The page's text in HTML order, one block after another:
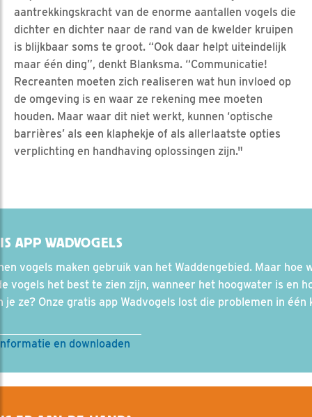
aantrekkingskracht van de enorme aantallen vogels die
dichter en dichter naar de rand van de kwelder kruipen
is blijkbaar soms te groot. “Ook daar helpt uiteindelijk
maar één ding”, denkt Blanksma. “Communicatie!
Recreanten moeten zich realiseren wat hun invloed op
de omgeving is en waar ze rekening mee moeten
houden. Maar waar dit niet werkt, kunnen ‘optische
barrières’ als een klaphekje of als allerlaatste opties
verplichting en handhaving oplossingen zijn."
APP WADVOGELS
vogels maken gebruik van het Waddengebied. Maar hoe
vogels het best te zien zijn, wanneer het hoogwater is en
je ze? Onze gratis app Wadvogels lost die problemen in één
en downloaden